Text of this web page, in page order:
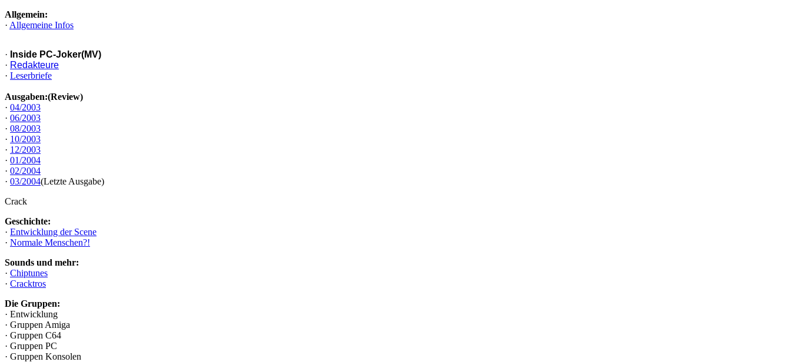
Allgemein:
· Allgemeine Infos
· Inside PC-Joker(MV)
· Redakteure
· Leserbriefe
Ausgaben:(Review)
· 04/2003
· 06/2003
· 08/2003
· 10/2003
· 12/2003
· 01/2004
· 02/2004
· 03/2004(Letzte Ausgabe)
Crack
Geschichte:
· Entwicklung der Scene
· Normale Menschen?!
Sounds und mehr:
· Chiptunes
· Cracktros
Die Gruppen:
· Entwicklung
· Gruppen Amiga
· Gruppen C64
· Gruppen PC
· Gruppen Konsolen